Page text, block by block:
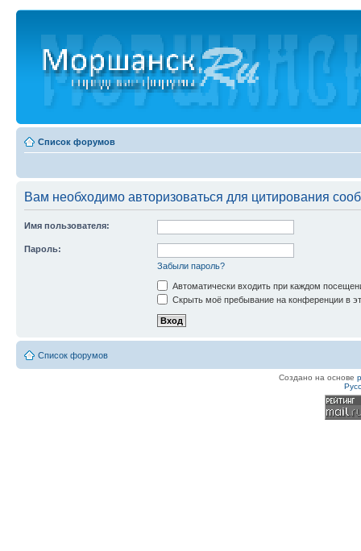
Список форумов
Вам необходимо авторизоваться для цитирования
Имя пользователя:
Пароль:
Забыли пароль?
Автоматически входить при каждом
Скрыть моё пребывание на конференции в
Список форумов
Создано на основе